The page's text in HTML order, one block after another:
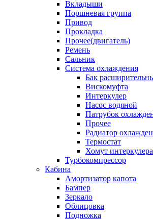
Вкладыши
Поршневая группа
Привод
Прокладка
Прочее(двигатель)
Ремень
Сальник
Система охлаждения
Бак
Вискомуфта
Интеркулер
Насос водяной
Патрубок
Прочее
Радиатор
Термостат
Хомут интеркулера
Турбокомпрессор
Кабина
Амортизатор капота
Бампер
Зеркало
Облицовка
Подножка